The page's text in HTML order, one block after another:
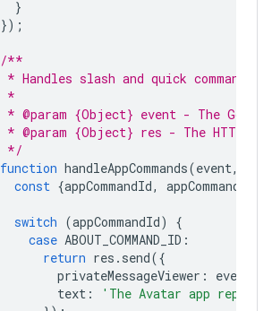
}
});
/**
* Handles slash and quick commands.
*
* @param {Object} event - The
* @param {Object} res - The HTTP
*/
function handleAppCommands(event,
const {appCommandId, appCommandType
switch (appCommandId)
{
case ABOUT_COMMAND_ID :
return res . send({
privateMessageViewer : event
text :
'The Avatar app replies